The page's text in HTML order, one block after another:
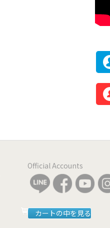
Official Accounts
カートの中を見る